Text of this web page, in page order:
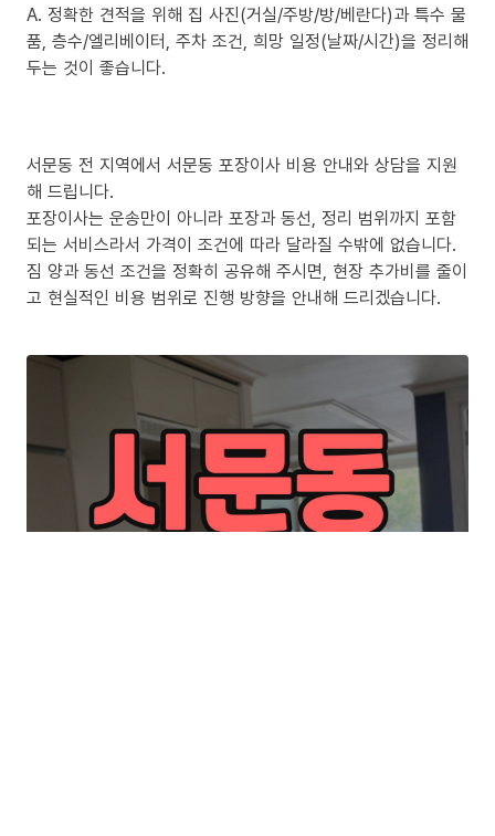
A. 정확한 견적을 위해 집 사진(거실/주방/방/베란다)과 특수 물
품, 층수/엘리베이터, 주차 조건, 희망 일정(날짜/시간)을 정리해
두는 것이 좋습니다.
서문동 전 지역에서 서문동 포장이사 비용 안내와 상담을 지원
해 드립니다.
포장이사는 운송만이 아니라 포장과 동선, 정리 범위까지 포함
되는 서비스라서 가격이 조건에 따라 달라질 수밖에 없습니다.
짐 양과 동선 조건을 정확히 공유해 주시면, 현장 추가비를 줄이
고 현실적인 비용 범위로 진행 방향을 안내해 드리겠습니다.